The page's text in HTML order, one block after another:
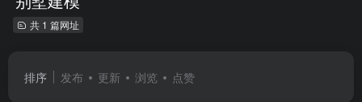
共 1 篇网址
排序 发布 更新 浏览 点赞